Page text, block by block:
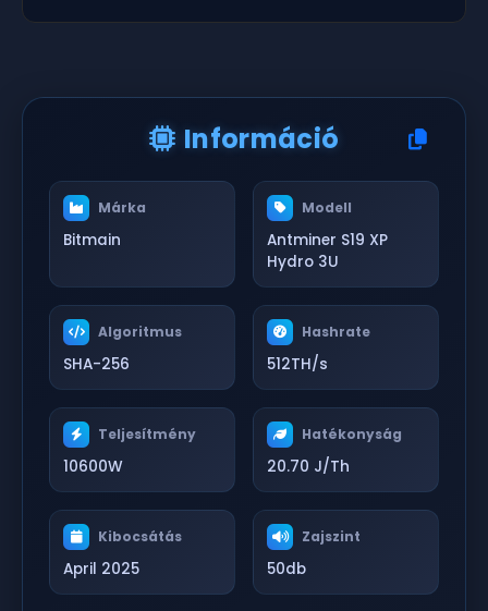
Információ
Márka
Bitmain
Modell
Antminer S19 XP
Hydro 3U
Algoritmus
SHA-256
Hashrate
512TH/s
Teljesítmény
10600W
Hatékonyság
20.70 J/Th
Kibocsátás
April 2025
Zajszint
50db